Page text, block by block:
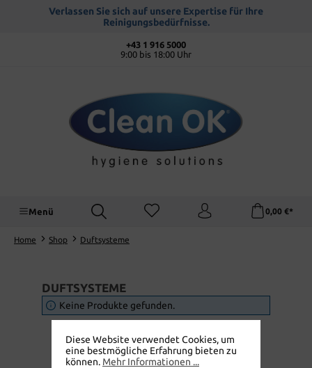
springenVerlassen Sie sich auf unsere Expertise für Ihre
Reinigungsbedürfnisse.
+43 1 916 5000
9:00 bis 18:00 Uhr
Menü 0,00 €*
Home Shop Duftsysteme
DUFTSYSTEME
Keine Produkte gefunden.
Diese Website verwendet Cookies, um
eine bestmögliche Erfahrung bieten zu
können. Mehr Informationen ...